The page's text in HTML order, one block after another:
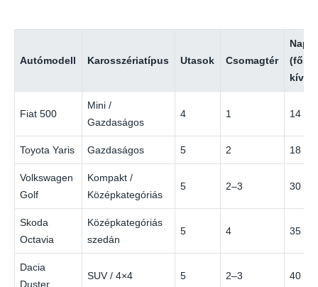
Autómodell Karosszériatípus Utasok Csomagtér
Napi
kívül)
Fiat 500
Mini /
Gazdaságos
4 1 14 €
Toyota Yaris Gazdaságos 5 2 18 €
Volkswagen
Golf
Kompakt /
Középkategóriás
5 2–3 30 €
Skoda
Octavia
Középkategóriás
szedán
5 4 35 €
Dacia
Duster
SUV / 4×4 5 2–3 40 €